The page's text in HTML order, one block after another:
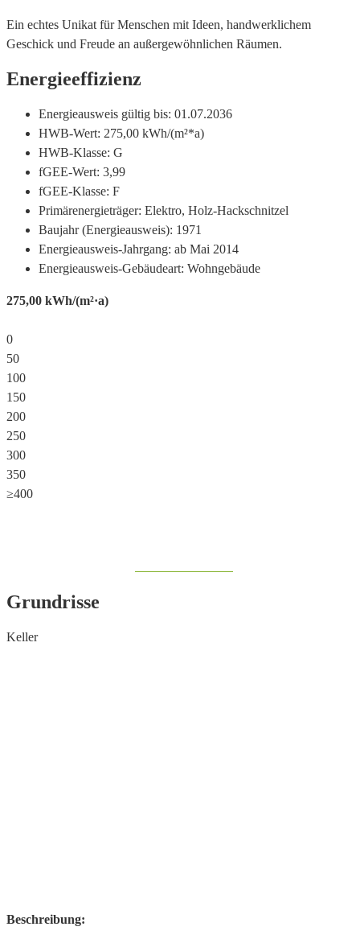
Ein echtes Unikat für Menschen mit Ideen, handwerklichem
Geschick und Freude an außergewöhnlichen Räumen.
Energieeffizienz
Energieausweis gültig bis: 01.07.2036
HWB-Wert: 275,00 kWh/(m²*a)
HWB-Klasse: G
fGEE-Wert: 3,99
fGEE-Klasse: F
Primärenergieträger: Elektro, Holz-Hackschnitzel
Baujahr (Energieausweis): 1971
Energieausweis-Jahrgang: ab Mai 2014
Energieausweis-Gebäudeart: Wohngebäude
275,00 kWh/(m²·a)
0
50
100
150
200
250
300
350
≥400
Grundrisse
Keller
Beschreibung: